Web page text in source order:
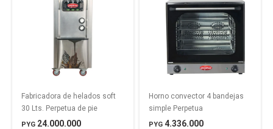
Fabricadora de helados soft
30 Lts. Perpetua de pie
PYG 24.000.000
Horno convector 4 bandejas
simple Perpetua
PYG 4.336.000